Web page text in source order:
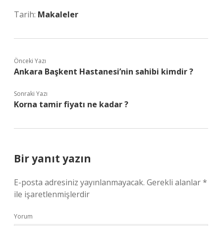
Tarih: Makaleler
Önceki Yazı
Ankara Başkent Hastanesi’nin sahibi kimdir ?
Sonraki Yazı
Korna tamir fiyatı ne kadar ?
Bir yanıt yazın
E-posta adresiniz yayınlanmayacak. Gerekli alanlar*
ile işaretlenmişlerdir
Yorum